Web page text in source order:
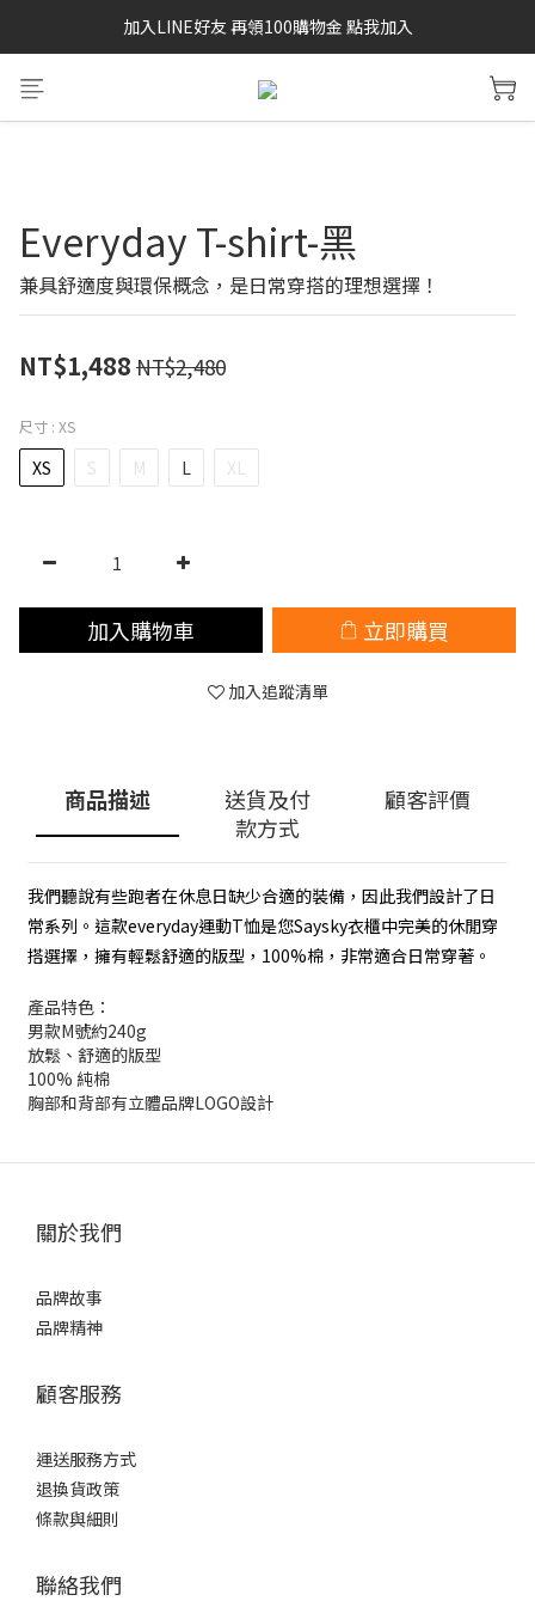
SAYSKY 26'春夏兩件85折
加入LINE好友 再領100購物金 點我加入
SAYSKY 26'春夏兩件85折
Everyday T-shirt-黑
兼具舒適度與環保概念，是日常穿搭的理想選擇！
NT$1,488 NT$2,480
尺寸 : XS
XS S M L XL
加入購物車 立即購買
加入追蹤清單
商品描述
送貨及付
款方式
顧客評價
我們聽說有些跑者在休息日缺少合適的裝備，因此我們設計了日
常系列。這款everyday運動T恤是您Saysky衣櫃中完美的休閒穿
搭選擇，擁有輕鬆舒適的版型，100%棉，非常適合日常穿著。
產品特色：
男款M號約240g
放鬆、舒適的版型
100% 純棉
胸部和背部有立體品牌LOGO設計
關於我們
品牌故事
品牌精神
顧客服務
運送服務方式
退換貨政策
條款與細則
聯絡我們